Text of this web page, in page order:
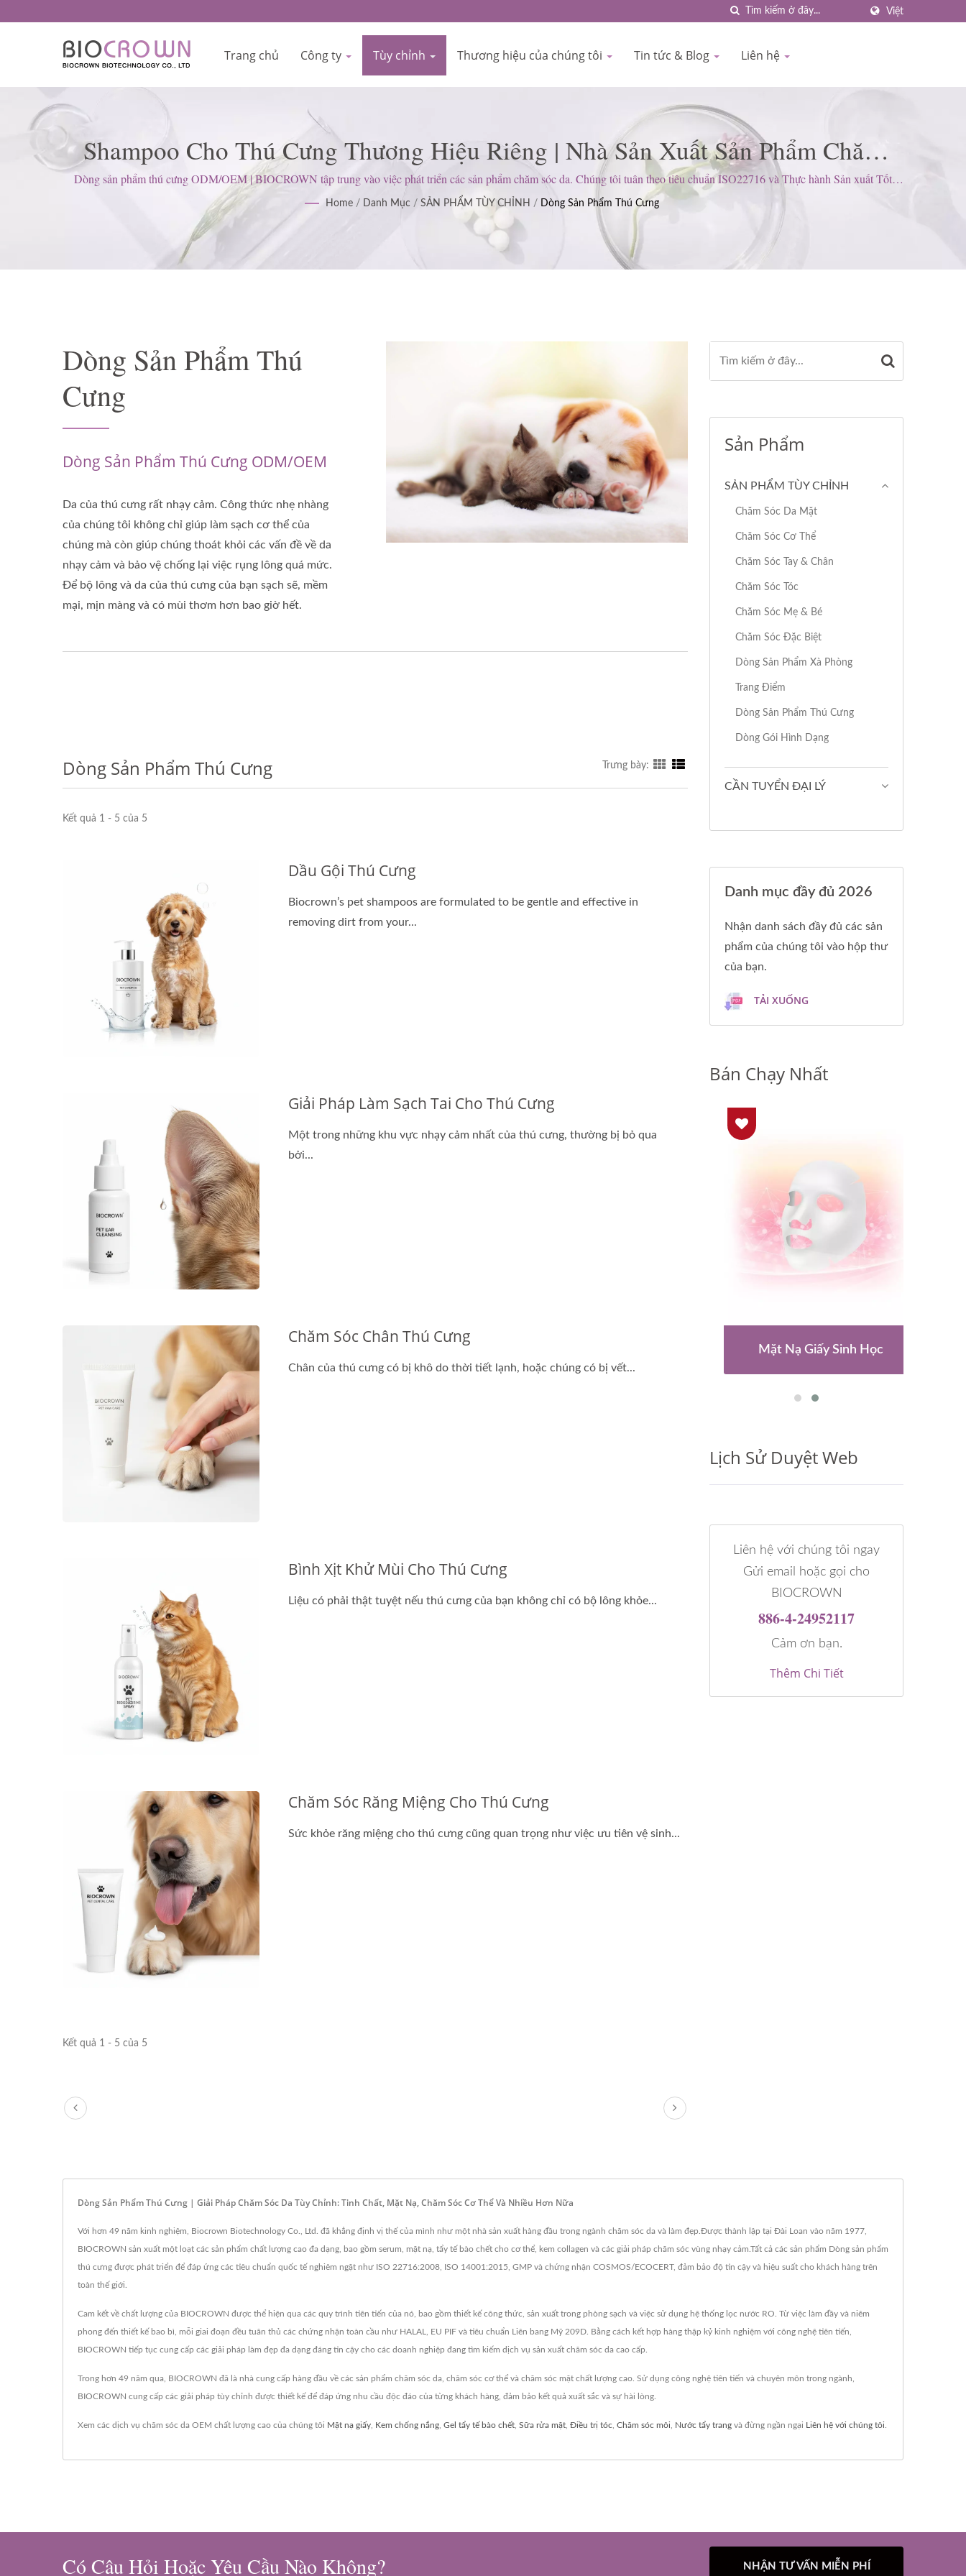
Việt
Trang chủ Công ty Tùy chỉnh Thương hiệu của chúng tôi Tin tức & Blog Liên hệ
Shampoo Cho Thú Cưng Thương Hiệu Riêng | Nhà Sản Xuất Sản Phẩm Chăm
Sóc Da Được Chứng Nhận ISO & GMP Từ Năm 1977 | BIOCROWN
Dòng sản phẩm thú cưng ODM/OEM | BIOCROWN tập trung vào việc phát triển các sản phẩm chăm sóc da. Chúng tôi tuân theo tiêu chuẩn ISO22716 và Thực hành Sản xuất Tốt
(GMP); giữ vững thái độ nghiêm ngặt để đáp ứng mong đợi của khách hàng.
Home / Danh Mục / SẢN PHẨM TÙY CHỈNH / Dòng Sản Phẩm Thú Cưng
Dòng Sản Phẩm Thú
Cưng
Dòng Sản Phẩm Thú Cưng ODM/OEM
Da của thú cưng rất nhạy cảm. Công thức nhẹ nhàng
của chúng tôi không chỉ giúp làm sạch cơ thể của
chúng mà còn giúp chúng thoát khỏi các vấn đề về da
nhạy cảm và bảo vệ chống lại việc rụng lông quá mức.
Để bộ lông và da của thú cưng của bạn sạch sẽ, mềm
mại, mịn màng và có mùi thơm hơn bao giờ hết.
Dòng Sản Phẩm Thú Cưng Trưng bày:
Kết quả 1 - 5 của 5
Dầu Gội Thú Cưng
Biocrown’s pet shampoos are formulated to be gentle and effective in
removing dirt from your...
Giải Pháp Làm Sạch Tai Cho Thú Cưng
Một trong những khu vực nhạy cảm nhất của thú cưng, thường bị bỏ qua
bởi...
Chăm Sóc Chân Thú Cưng
Chân của thú cưng có bị khô do thời tiết lạnh, hoặc chúng có bị vết...
Bình Xịt Khử Mùi Cho Thú Cưng
Liệu có phải thật tuyệt nếu thú cưng của bạn không chỉ có bộ lông khỏe...
Chăm Sóc Răng Miệng Cho Thú Cưng
Sức khỏe răng miệng cho thú cưng cũng quan trọng như việc ưu tiên vệ sinh...
Kết quả 1 - 5 của 5
Sản Phẩm
SẢN PHẨM TÙY CHỈNH
Chăm Sóc Da Mặt
Chăm Sóc Cơ Thể
Chăm Sóc Tay & Chân
Chăm Sóc Tóc
Chăm Sóc Mẹ & Bé
Chăm Sóc Đặc Biệt
Dòng Sản Phẩm Xà Phòng
Trang Điểm
Dòng Sản Phẩm Thú Cưng
Dòng Gói Hình Dạng
CẦN TUYỂN ĐẠI LÝ
Danh mục đầy đủ 2026
Nhận danh sách đầy đủ các sản
phẩm của chúng tôi vào hộp thư
của bạn.
TẢI XUỐNG
Bán Chạy Nhất
Viên Nang Dầu Tái Tạo Mặt Nạ Giấy Sinh Học
Lịch Sử Duyệt Web
Liên hệ với chúng tôi ngay
Gửi email hoặc gọi cho
BIOCROWN
886-4-24952117
Cảm ơn bạn.
Thêm Chi Tiết
Dòng Sản Phẩm Thú Cưng | Giải Pháp Chăm Sóc Da Tùy Chỉnh: Tinh Chất, Mặt Nạ, Chăm Sóc Cơ Thể Và Nhiều Hơn Nữa
Với hơn 49 năm kinh nghiệm, Biocrown Biotechnology Co., Ltd. đã khẳng định vị thế của mình như một nhà sản xuất hàng đầu trong ngành chăm sóc da và làm đẹp.Được thành lập tại Đài Loan vào năm 1977,
BIOCROWN sản xuất một loạt các sản phẩm chất lượng cao đa dạng, bao gồm serum, mặt nạ, tẩy tế bào chết cho cơ thể, kem collagen và các giải pháp chăm sóc vùng nhạy cảm.Tất cả các sản phẩm Dòng sản phẩm
thú cưng được phát triển để đáp ứng các tiêu chuẩn quốc tế nghiêm ngặt như ISO 22716:2008, ISO 14001:2015, GMP và chứng nhận COSMOS/ECOCERT, đảm bảo độ tin cậy và hiệu suất cho khách hàng trên
toàn thế giới.
Cam kết về chất lượng của BIOCROWN được thể hiện qua các quy trình tiên tiến của nó, bao gồm thiết kế công thức, sản xuất trong phòng sạch và việc sử dụng hệ thống lọc nước RO. Từ việc làm đầy và niêm
phong đến thiết kế bao bì, mỗi giai đoạn đều tuân thủ các chứng nhận toàn cầu như HALAL, EU PIF và tiêu chuẩn Liên bang Mỹ 209D. Bằng cách kết hợp hàng thập kỷ kinh nghiệm với công nghệ tiên tiến,
BIOCROWN tiếp tục cung cấp các giải pháp làm đẹp đa dạng đáng tin cậy cho các doanh nghiệp đang tìm kiếm dịch vụ sản xuất chăm sóc da cao cấp.
Trong hơn 49 năm qua, BIOCROWN đã là nhà cung cấp hàng đầu về các sản phẩm chăm sóc da, chăm sóc cơ thể và chăm sóc mặt chất lượng cao. Sử dụng công nghệ tiên tiến và chuyên môn trong ngành,
BIOCROWN cung cấp các giải pháp tùy chỉnh được thiết kế để đáp ứng nhu cầu độc đáo của từng khách hàng, đảm bảo kết quả xuất sắc và sự hài lòng.
Xem các dịch vụ chăm sóc da OEM chất lượng cao của chúng tôi Mặt nạ giấy Kem chống nắng Gel tẩy tế bào chết Sữa rửa mặt Điều trị tóc Chăm sóc môi Nước tẩy trang và đừng ngần ngại Liên hệ với chúng tôi
Có Câu Hỏi Hoặc Yêu Cầu Nào Không? NHẬN TƯ VẤN MIỄN PHÍ